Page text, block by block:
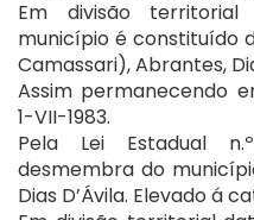
Em divisão
município é constituído
Camassari), Abrantes,
Assim permanecendo
1-VII-1983.
Pela Lei Estadual
desmembra do
Dias D’Ávila. Elevado á